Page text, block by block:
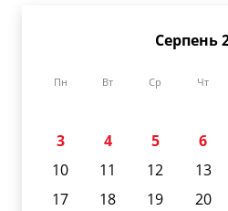
Серпень
Пн Вт Ср Чт
3
4 5 6
10
11 12 13
17
18 19 20